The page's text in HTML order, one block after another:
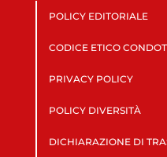
POLICY EDITORIALE
CODICE ETICO
PRIVACY POLICY
POLICY DIVERSITÀ
DICHIARAZIONE DI